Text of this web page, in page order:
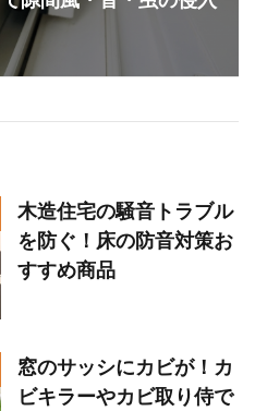
木造住宅の騒音トラブル
を防ぐ！床の防音対策お
すすめ商品
窓のサッシにカビが！カ
ビキラーやカビ取り侍で